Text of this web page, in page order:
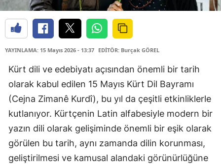
YAYINLAMA: 15 Mayıs 2026 - 13:37 EDİTÖR: Burçak GÖREL
Kürt dili ve edebiyatı açısından önemli bir tarih
olarak kabul edilen 15 Mayıs Kürt Dil Bayramı
(Cejna Zimanê Kurdî), bu yıl da çeşitli etkinliklerle
kutlanıyor. Kürtçenin Latin alfabesiyle modern bir
yazın dili olarak gelişiminde önemli bir eşik olarak
görülen bu tarih, aynı zamanda dilin korunması,
geliştirilmesi ve kamusal alandaki görünürlüğüne